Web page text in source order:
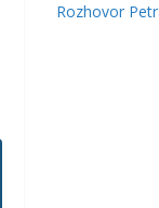
Rozhovor